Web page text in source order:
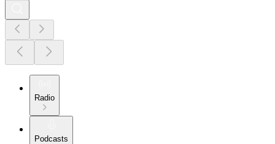
Radio
Podcasts